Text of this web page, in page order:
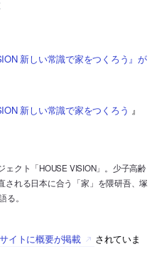
新しい常識で家をつくろう』が
新しい常識で家をつくろう 』
クト「HOUSE VISION」。少子高齢
される日本に合う「家」を隈研吾、塚
る。
イトに概要が掲載
されていま